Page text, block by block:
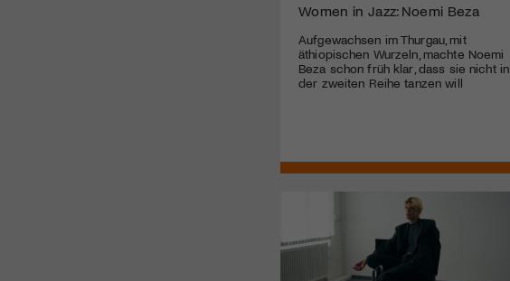
Women in Jazz: Noemi Beza
Aufgewachsen im Thurgau, mit
äthiopischen Wurzeln, machte Noemi
Beza schon früh klar, dass sie nicht in
der zweiten Reihe tanzen will